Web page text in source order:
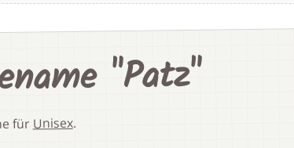
"Patz"
fürUnisex.